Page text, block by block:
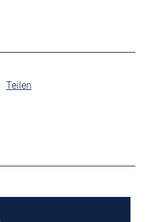
Teilen